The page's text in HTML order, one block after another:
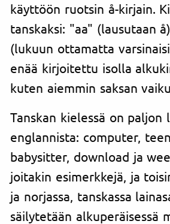
käyttöön ruotsin å-kirjain.
tanskaksi: "aa" (lausutaan
(lukuun ottamatta
enää kirjoitettu isolla
kuten aiemmin saksan
Tanskan kielessä on paljon
englannista: computer,
babysitter, download ja
joitakin esimerkkejä, ja
ja norjassa, tanskassa
säilytetään alkuperäisessä